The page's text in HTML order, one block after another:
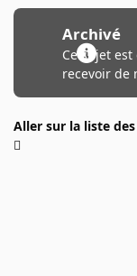
Archivé
Ce sujet
recevoir de
Aller sur la liste